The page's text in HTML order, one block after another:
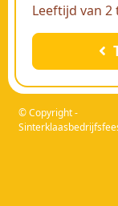
Leeftijd van 2
© Copyright -